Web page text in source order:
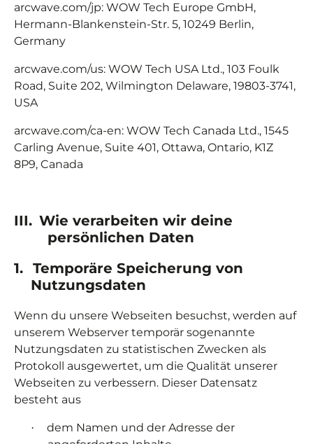
arcwave.com/jp: WOW Tech Europe GmbH,
Hermann-Blankenstein-Str. 5, 10249 Berlin,
Germany
arcwave.com/us: WOW Tech USA Ltd., 103 Foulk
Road, Suite 202, Wilmington Delaware, 19803-3741,
USA
arcwave.com/ca-en: WOW Tech Canada Ltd., 1545
Carling Avenue, Suite 401, Ottawa, Ontario, K1Z
8P9, Canada
III. Wie verarbeiten wir deine
persönlichen Daten
1. Temporäre Speicherung von
Nutzungsdaten
Wenn du unsere Webseiten besuchst, werden auf
unserem Webserver temporär sogenannte
Nutzungsdaten zu statistischen Zwecken als
Protokoll ausgewertet, um die Qualität unserer
Webseiten zu verbessern. Dieser Datensatz
besteht aus
·
dem Namen und der Adresse der